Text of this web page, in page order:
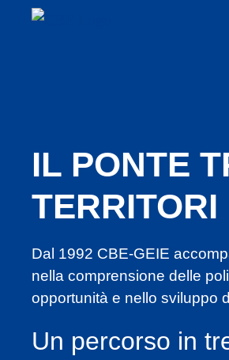
IL PONTE
TERRITORI
Dal 1992 CBE-GEIE
nella comprensione delle
opportunità e nello sviluppo
Un percorso in